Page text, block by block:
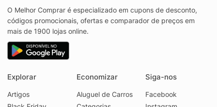
O Melhor Comprar é especializado em cupons de desconto,
códigos promocionais, ofertas e comparador de preços em
mais de 1900 lojas online.
Explorar
Artigos
Economizar
Aluguel de Carros
Siga-nos
Facebook